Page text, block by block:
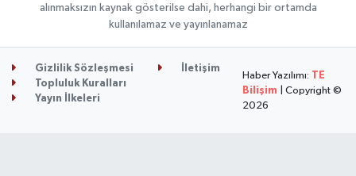
alınmaksızın kaynak gösterilse dahi, herhangi bir ortamda
kullanılamaz ve yayınlanamaz
Gizlilik Sözleşmesi
İletişim
Topluluk Kuralları
Yayın İlkeleri
Haber Yazılımı: TE
Bilişim | Copyright ©
2026